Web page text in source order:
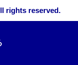
rights reserved.